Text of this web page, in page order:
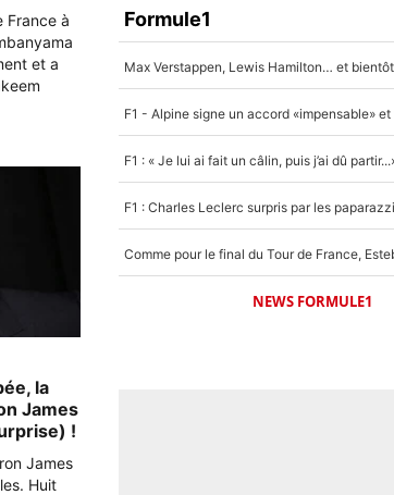
France à
et a
la
James
!
James
Huit
Formule1
NEWS FORMULE1